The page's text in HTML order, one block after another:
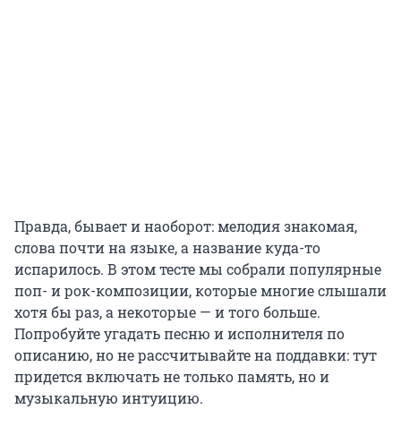
Правда, бывает и наоборот: мелодия знакомая,
слова почти на языке, а название куда-то
испарилось. В этом тесте мы собрали популярные
поп- и рок-композиции, которые многие слышали
хотя бы раз, а некоторые — и того больше.
Попробуйте угадать песню и исполнителя по
описанию, но не рассчитывайте на поддавки: тут
придется включать не только память, но и
музыкальную интуицию.